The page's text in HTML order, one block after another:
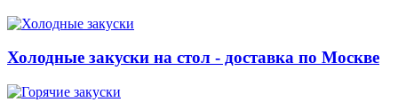
Холодные закуски на стол - доставка по Москве